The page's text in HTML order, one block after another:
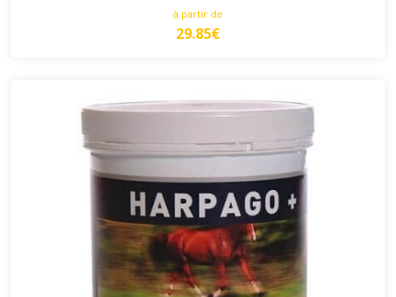
à partir de
29.85€